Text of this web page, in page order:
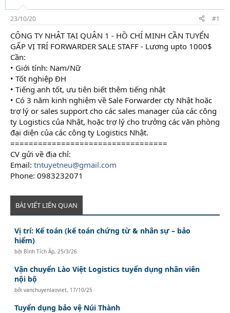
s
t
a
r
t
e
i
23/10/20 #1
CÔNG TY NHẬT TẠI QUẬN 1 - HỒ CHÍ MINH CẦN TUYỂN
GẤP VỊ TRÍ FORWARDER SALE STAFF - Lương upto 1000$
Cần:
• Giới tính: Nam/Nữ
• Tốt nghiệp ĐH
• Tiếng anh tốt, ưu tiên biết thêm tiếng nhật
• Có 3 năm kinh nghiệm về Sale Forwarder cty Nhật hoặc
trợ lý or sales support cho các sales manager của các công
ty Logistics của Nhật, hoặc trợ lý cho trưởng các văn phòng
đại diện của các công ty Logistics Nhật.
==================================
CV gửi về địa chỉ:
Email: tntuyetneu@gmail.com
Phone: 0983232071
BÀI VIẾT LIÊN QUAN
Vị trí: Kế toán (kế toán chứng từ & nhân sự – bảo
hiểm)
bởi Bình Tích Áp, 25/3/26
Vận chuyển Lào Việt Logistics tuyển dụng nhân viên
nội bộ
bởivanchuyenlaoviet, 17/10/25
Tuyển dụng bảo vệ Núi Thành